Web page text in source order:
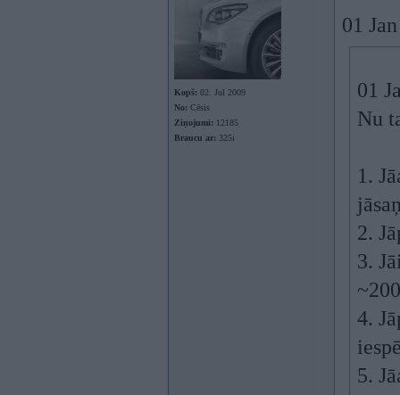
Kopš: 02. Jul 2009
No: Cēsis
Ziņojumi: 12185
Braucu ar: 325i
01
01
Nu
1.
2.
3.
4.
5.